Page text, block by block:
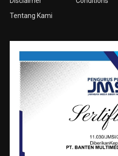
Tentang Kami